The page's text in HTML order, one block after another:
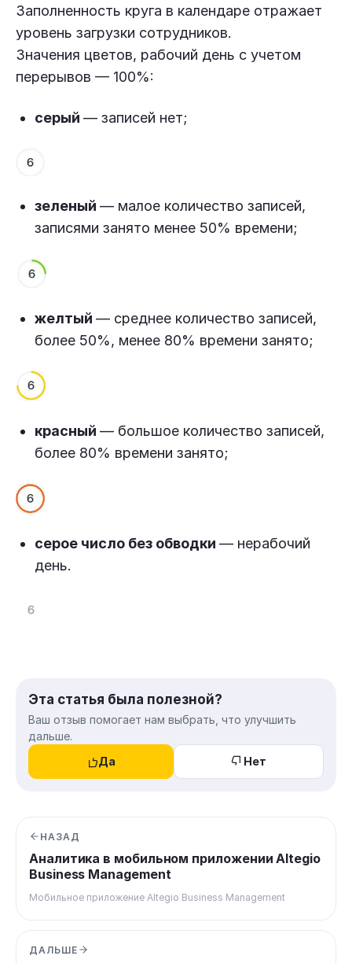
Заполненность круга в календаре отражает
уровень загрузки сотрудников.
Значения цветов, рабочий день с учетом
перерывов — 100%:
серый — записей нет;
зеленый — малое количество записей,
записями занято менее 50% времени;
желтый — среднее количество записей,
более 50%, менее 80% времени занято;
красный — большое количество записей,
более 80% времени занято;
серое число без обводки — нерабочий
день.
Эта статья была полезной?
Ваш отзыв помогает нам выбрать, что улучшить
дальше.
Да
Нет
НАЗАД
Аналитика в мобильном приложении Altegio
Business Management
Мобильное приложение Altegio Business Management
ДАЛЬШЕ